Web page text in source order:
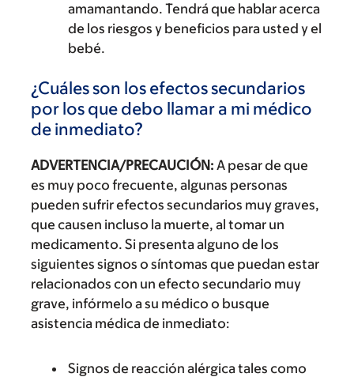
amamantando. Tendrá que hablar acerca
de los riesgos y beneficios para usted y el
bebé.
¿Cuáles son los efectos secundarios
por los que debo llamar a mi médico
de inmediato?
ADVERTENCIA/PRECAUCIÓN: A pesar de que
es muy poco frecuente, algunas personas
pueden sufrir efectos secundarios muy graves,
que causen incluso la muerte, al tomar un
medicamento. Si presenta alguno de los
siguientes signos o síntomas que puedan estar
relacionados con un efecto secundario muy
grave, infórmelo a su médico o busque
asistencia médica de inmediato:
Signos de reacción alérgica tales como